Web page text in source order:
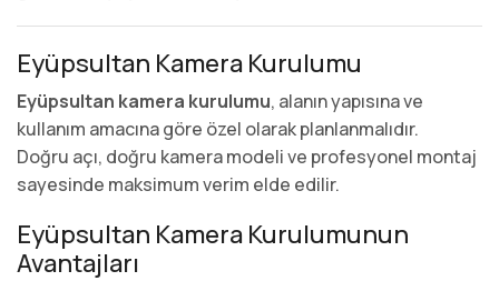
Eyüpsultan Kamera Kurulumu
Eyüpsultan kamera kurulumu, alanın yapısına ve
kullanım amacına göre özel olarak planlanmalıdır.
Doğru açı, doğru kamera modeli ve profesyonel montaj
sayesinde maksimum verim elde edilir.
Eyüpsultan Kamera Kurulumunun
Avantajları